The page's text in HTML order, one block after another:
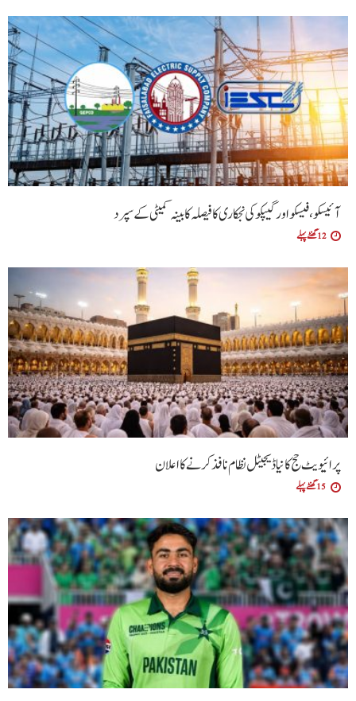
آئیسکو، فیسکو اور گیپکو کی نجکاری کا فیصلہ کابینہ کمیٹی کے سپرد
12 گھنٹے پہلے
پرائیویٹ حج کا نیا ڈیجیٹل نظام نافذ کرنے کا اعلان
15 گھنٹے پہلے